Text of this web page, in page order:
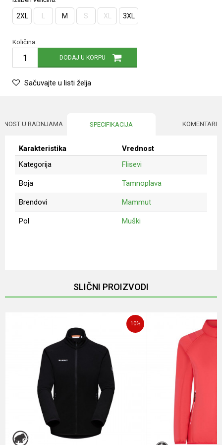
2XL M S XL 3XL
Količina:
DODAJ U KORPU
Sačuvajte u listi želja
U RADNJAMA SPECIFIKACIJA KOMENTARI
Karakteristika
Vrednost
Kategorija
Flisevi
Boja Tamnoplava
Brendovi Mammut
Pol Muški
POŠALJI
SLIČNI PROIZVODI
10%